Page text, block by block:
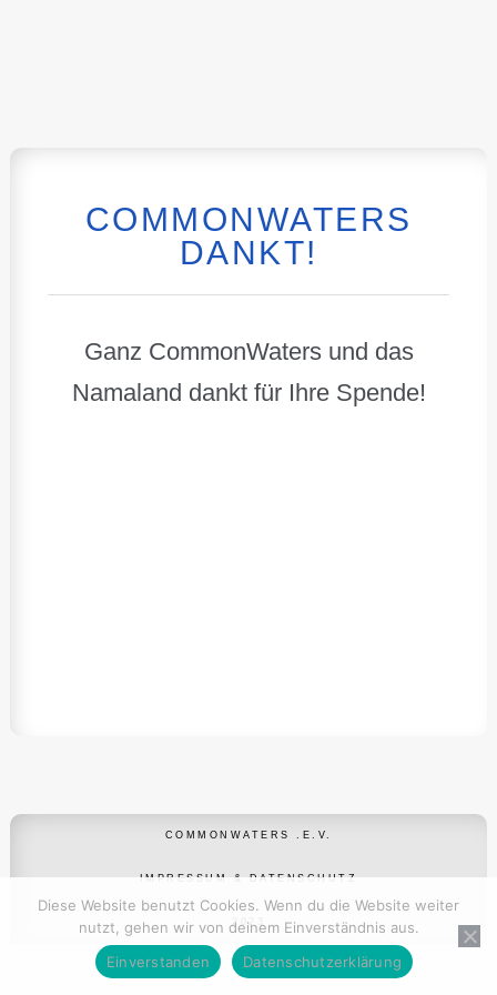
COMMONWATERS
DANKT!
Ganz CommonWaters und das
Namaland dankt für Ihre Spende!
COMMONWATERS .E.V.
IMPRESSUM & DATENSCHUTZ
2023
Diese Website benutzt Cookies. Wenn du die Website weiter
nutzt, gehen wir von deinem Einverständnis aus.
Einverstanden
Datenschutzerklärung